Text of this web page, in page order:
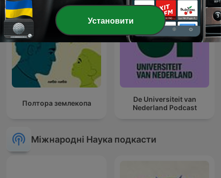
Полтора землекопа
De Universiteit van
Nederland Podcast
Міжнародні Наука подкасти
Установити